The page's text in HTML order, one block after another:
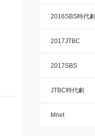
2016SBS時代劇
2017JTBC
2017SBS
JTBC時代劇
Mnet